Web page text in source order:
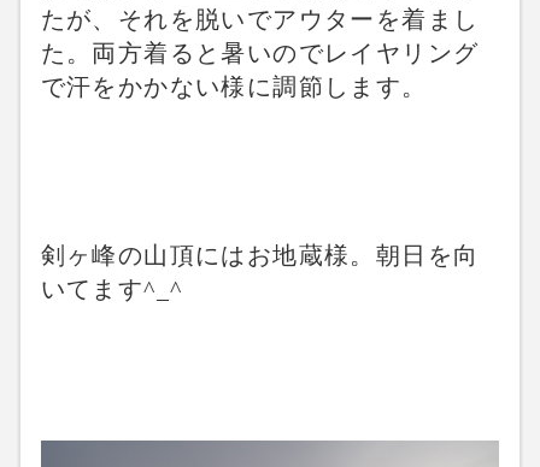
たが、それを脱いでアウターを着まし
た。両方着ると暑いのでレイヤリング
で汗をかかない様に調節します。
剣ヶ峰の山頂にはお地蔵様。朝日を向
いてます^_^